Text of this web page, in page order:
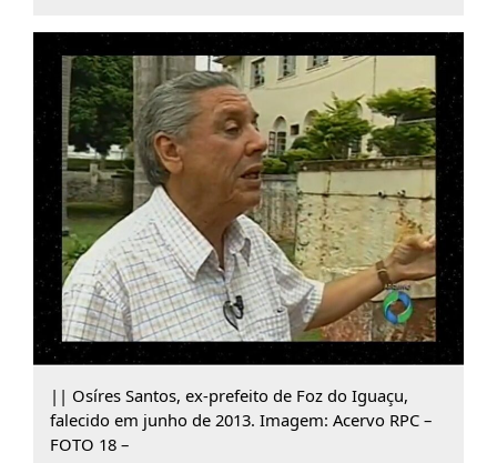
|| Osíres Santos, ex-prefeito de Foz do Iguaçu,
falecido em junho de 2013. Imagem: Acervo RPC –
FOTO 18 –